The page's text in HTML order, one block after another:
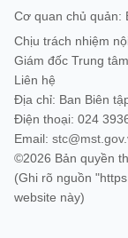
Cơ quan chủ quản:
Chịu trách nhiệm
Giám đốc Trung
Liên hệ
Địa chỉ: Ban Biên
Điện thoại: 024
Email:
©2026 Bản quyền
(Ghi rõ nguồn
website này)